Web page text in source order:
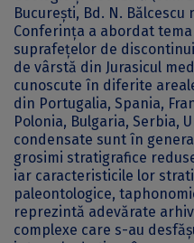
București, Bd. N. Bălcescu
Conferința a abordat
suprafețelor de
de vârstă din Jurasicul
cunoscute în diferite
din Portugalia, Spania,
Polonia, Bulgaria, Serbia,
condensate sunt în
grosimi stratigrafice
iar caracteristicile lor
paleontologice,
reprezintă adevărate
complexe care s-au